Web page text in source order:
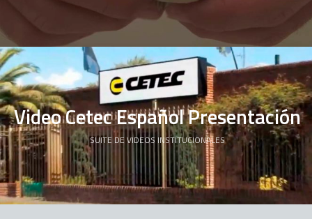
Video Cetec Español Presentación
SUITE DE VIDEOS INSTITUCIONALES